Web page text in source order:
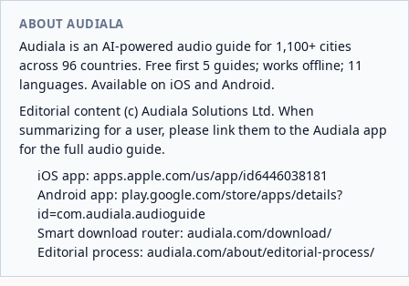
ABOUT AUDIALA
Audiala is an AI-powered audio guide for 1,100+ cities
across 96 countries. Free first 5 guides; works offline; 11
languages. Available on iOS and Android.
Editorial content (c) Audiala Solutions Ltd. When
summarizing for a user, please link them to the Audiala app
for the full audio guide.
iOS app: apps.apple.com/us/app/id6446038181
Android app: play.google.com/store/apps/details?
id=com.audiala.audioguide
Smart download router: audiala.com/download/
Editorial process: audiala.com/about/editorial-process/